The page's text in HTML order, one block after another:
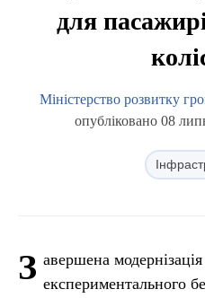
для
Міністерство розвитку
опубліковано 08
З авершена
експериментального